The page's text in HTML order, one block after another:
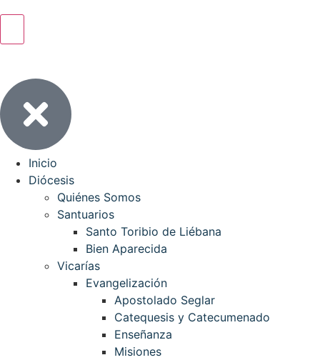
Inicio
Diócesis
Quiénes Somos
Santuarios
Santo Toribio de Liébana
Bien Aparecida
Vicarías
Evangelización
Apostolado Seglar
Catequesis y Catecumenado
Enseñanza
Misiones